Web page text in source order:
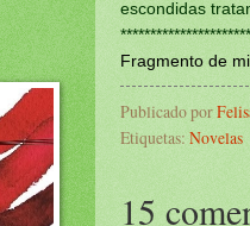
escondidas
Fragmento de
Publicado por
Etiquetas: Novelas
15